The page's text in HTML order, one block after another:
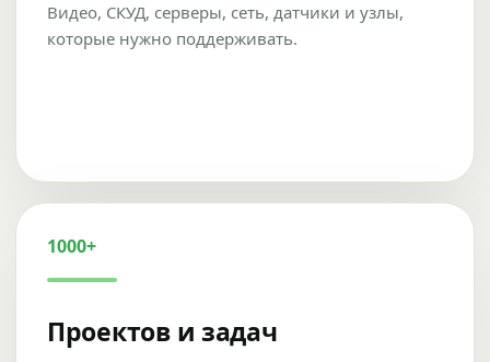
Видео, СКУД, серверы, сеть, датчики и узлы,
которые нужно поддерживать.
1000+
Проектов и задач